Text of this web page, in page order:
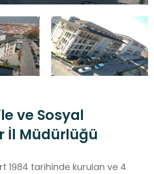
ve Sosyal
İl Müdürlüğü
1984 tarihinde kurulan ve 4